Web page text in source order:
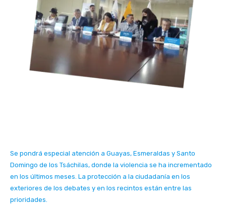
Se pondrá especial atención a Guayas, Esmeraldas y Santo
Domingo de los Tsáchilas, donde la violencia se ha incrementado
en los últimos meses. La protección a la ciudadanía en los
exteriores de los debates y en los recintos están entre las
prioridades.